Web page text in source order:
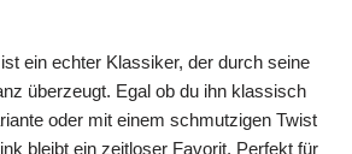
ist ein echter Klassiker, der durch seine
überzeugt. Egal ob du ihn klassisch
oder mit einem schmutzigen Twist
bleibt ein zeitloser Favorit. Perfekt für